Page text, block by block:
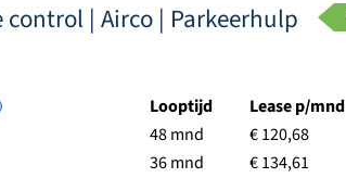
control | Airco | Parkeerhulp
Looptijd
48 mnd
36 mnd
Lease p/mnd
€ 120,68
€ 134,61